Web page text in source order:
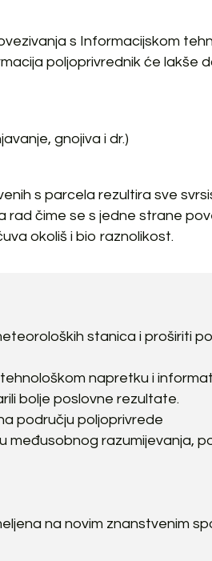
s Informacijskom
poljoprivrednik će lakše
gnojiva i dr.)
s parcela rezultira sve
rad čime se s jedne strane
okoliš i bio raznolikost.
stanica i proširiti
napretku i
bolje poslovne rezultate.
području poljoprivrede
međusobnog razumijevanja,
na novim znanstvenim